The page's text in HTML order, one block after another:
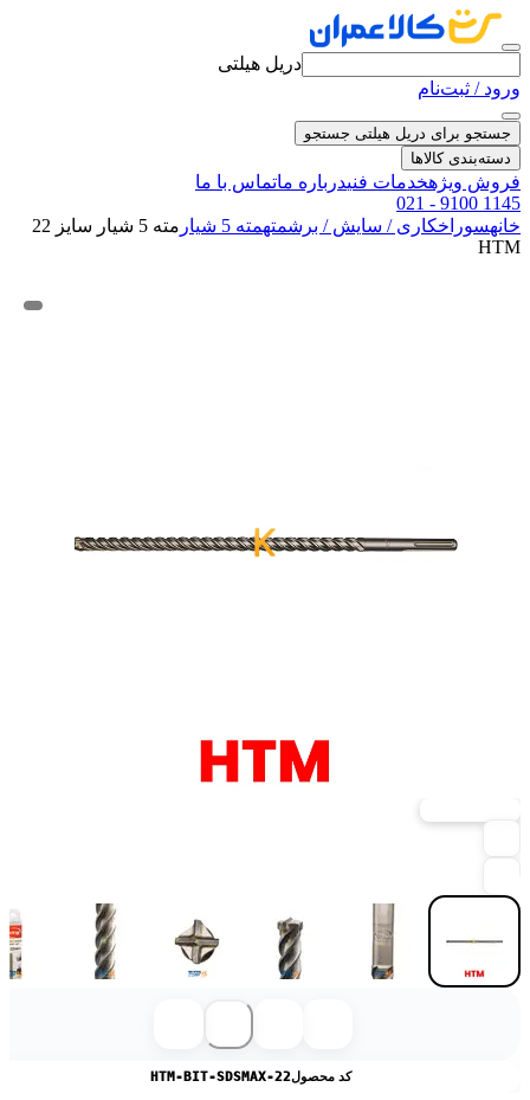
دریل هیلتی
ورود / ثبت‌نام
جستجو برای دریل هیلتی جستجو
دسته‌بندی کالاها
فروش ویژهخدمات فنیدرباره ماتماس با ما
021 - 9100 1145
خانهسوراخکاری / سایش / برشمتهمته 5 شیار
مته 5 شیار سایز 22
HTM
کد محصولHTM-BIT-SDSMAX-22